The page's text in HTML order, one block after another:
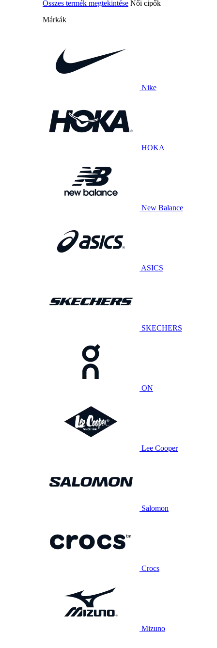
Összes termék megtekintése Női cipők
Márkák
Nike
HOKA
New Balance
ASICS
SKECHERS
ON
Lee Cooper
Salomon
Crocs
Mizuno